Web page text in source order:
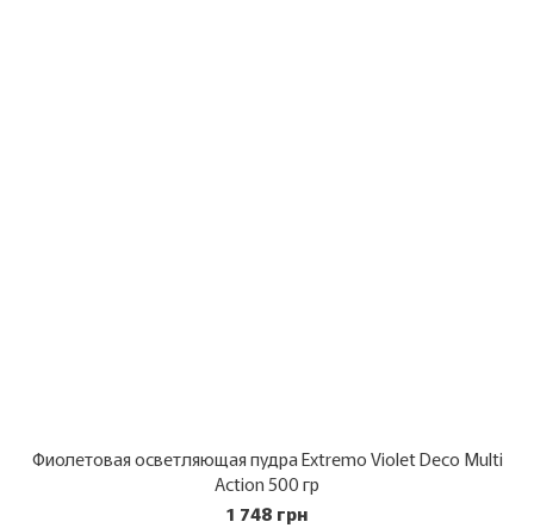
Фиолетовая осветляющая пудра Extremo Violet Deco Multi
Action 500 гр
1 748 грн